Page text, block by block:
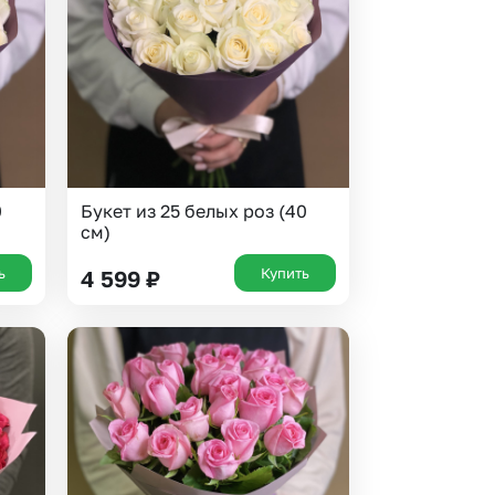
10000 рублей
пятница
Букет из 25 белых роз (40
см)
4 599 ₽ Купить